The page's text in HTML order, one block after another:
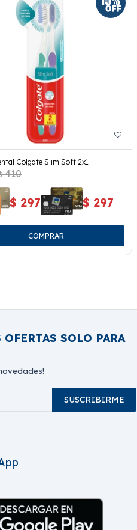
Colgate Slim Soft 2x1
410
$ 297 $ 297
SOLO PARA
SUSCRIBIRME